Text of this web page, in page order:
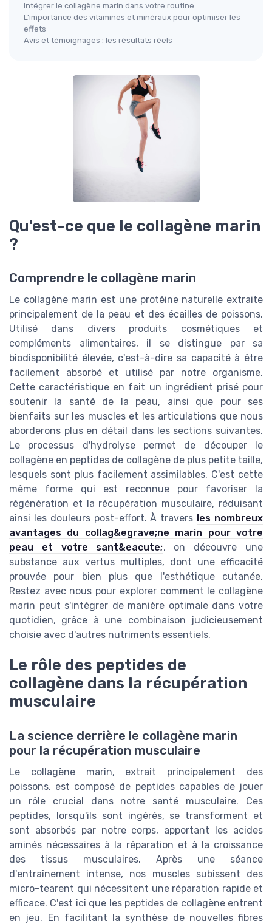
Intégrer le collagène marin dans votre routine
L'importance des vitamines et minéraux pour optimiser les
effets
Avis et témoignages : les résultats réels
Qu'est-ce que le collagène marin
?
Comprendre le collagène marin
Le collagène marin est une protéine naturelle extraite
principalement de la peau et des écailles de poissons.
Utilisé dans divers produits cosmétiques et
compléments alimentaires, il se distingue par sa
biodisponibilité élevée, c'est-à-dire sa capacité à être
facilement absorbé et utilisé par notre organisme.
Cette caractéristique en fait un ingrédient prisé pour
soutenir la santé de la peau, ainsi que pour ses
bienfaits sur les muscles et les articulations que nous
aborderons plus en détail dans les sections suivantes.
Le processus d'hydrolyse permet de découper le
collagène en peptides de collagène de plus petite taille,
lesquels sont plus facilement assimilables. C'est cette
même forme qui est reconnue pour favoriser la
régénération et la récupération musculaire, réduisant
ainsi les douleurs post-effort. À travers les nombreux
avantages du collag&egrave;ne marin pour votre
peau et votre sant&eacute;, on découvre une
substance aux vertus multiples, dont une efficacité
prouvée pour bien plus que l'esthétique cutanée.
Restez avec nous pour explorer comment le collagène
marin peut s'intégrer de manière optimale dans votre
quotidien, grâce à une combinaison judicieusement
choisie avec d'autres nutriments essentiels.
Le rôle des peptides de
collagène dans la récupération
musculaire
La science derrière le collagène marin
pour la récupération musculaire
Le collagène marin, extrait principalement des
poissons, est composé de peptides capables de jouer
un rôle crucial dans notre santé musculaire. Ces
peptides, lorsqu'ils sont ingérés, se transforment et
sont absorbés par notre corps, apportant les acides
aminés nécessaires à la réparation et à la croissance
des tissus musculaires. Après une séance
d'entraînement intense, nos muscles subissent des
micro-tearent qui nécessitent une réparation rapide et
efficace. C'est ici que les peptides de collagène entrent
en jeu. En facilitant la synthèse de nouvelles fibres